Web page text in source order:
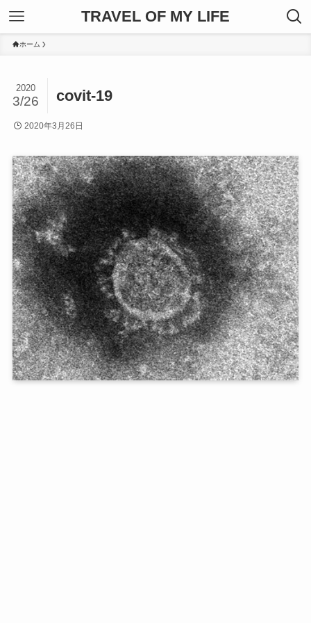
TRAVEL OF MY LIFE
ホーム
covit-19
2020
3/26
2020年3月26日